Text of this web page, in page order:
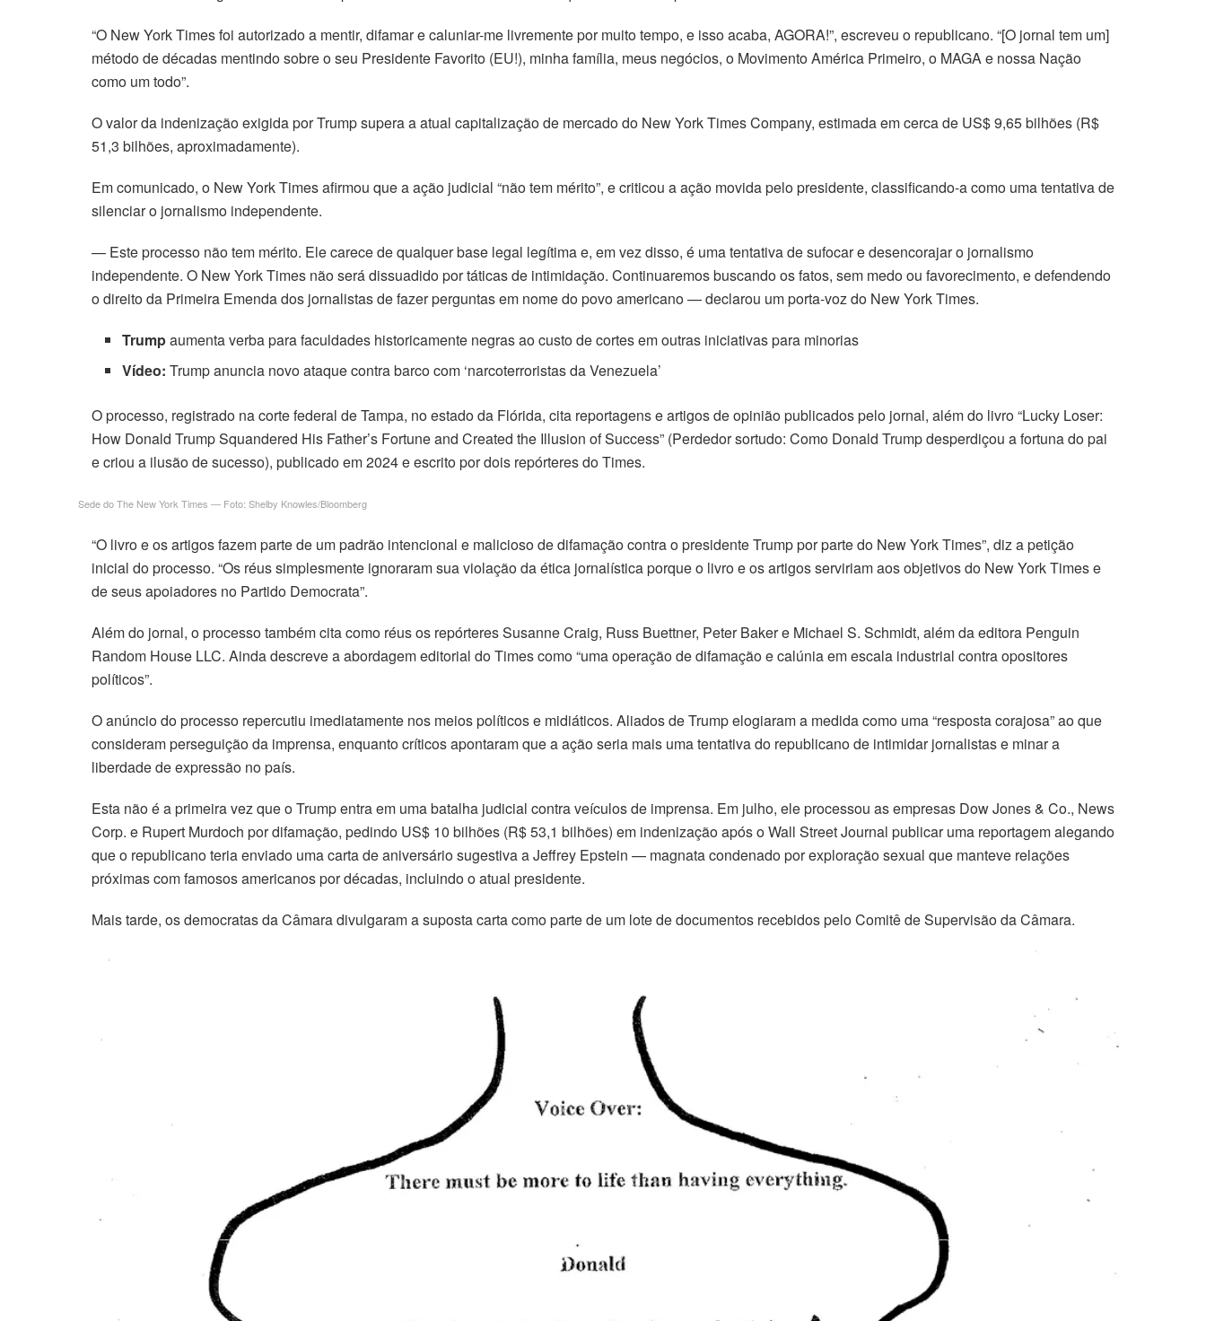
“O New York Times foi autorizado a mentir, difamar e caluniar-me livremente por muito tempo, e isso acaba, AGORA!”, escreveu o republicano. “[O jornal tem um]
método de décadas mentindo sobre o seu Presidente Favorito (EU!), minha família, meus negócios, o Movimento América Primeiro, o MAGA e nossa Nação
como um todo”.
O valor da indenização exigida por Trump supera a atual capitalização de mercado do New York Times Company, estimada em cerca de US$ 9,65 bilhões (R$
51,3 bilhões, aproximadamente).
Em comunicado, o New York Times afirmou que a ação judicial “não tem mérito”, e criticou a ação movida pelo presidente, classificando-a como uma tentativa de
silenciar o jornalismo independente.
— Este processo não tem mérito. Ele carece de qualquer base legal legítima e, em vez disso, é uma tentativa de sufocar e desencorajar o jornalismo
independente. O New York Times não será dissuadido por táticas de intimidação. Continuaremos buscando os fatos, sem medo ou favorecimento, e defendendo
o direito da Primeira Emenda dos jornalistas de fazer perguntas em nome do povo americano — declarou um porta-voz do New York Times.
Trumpaumenta verba para faculdades historicamente negras ao custo de cortes em outras iniciativas para minorias
Vídeo:Trump anuncia novo ataque contra barco com ‘narcoterroristas da Venezuela’
O processo, registrado na corte federal de Tampa, no estado da Flórida, cita reportagens e artigos de opinião publicados pelo jornal, além do livro “Lucky Loser:
How Donald Trump Squandered His Father’s Fortune and Created the Illusion of Success” (Perdedor sortudo: Como Donald Trump desperdiçou a fortuna do pai
e criou a ilusão de sucesso), publicado em 2024 e escrito por dois repórteres do Times.
Sede do The New York Times — Foto: Shelby Knowles/Bloomberg
“O livro e os artigos fazem parte de um padrão intencional e malicioso de difamação contra o presidente Trump por parte do New York Times”, diz a petição
inicial do processo. “Os réus simplesmente ignoraram sua violação da ética jornalística porque o livro e os artigos serviriam aos objetivos do New York Times e
de seus apoiadores no Partido Democrata”.
Além do jornal, o processo também cita como réus os repórteres Susanne Craig, Russ Buettner, Peter Baker e Michael S. Schmidt, além da editora Penguin
Random House LLC. Ainda descreve a abordagem editorial do Times como “uma operação de difamação e calúnia em escala industrial contra opositores
políticos”.
O anúncio do processo repercutiu imediatamente nos meios políticos e midiáticos. Aliados de Trump elogiaram a medida como uma “resposta corajosa” ao que
consideram perseguição da imprensa, enquanto críticos apontaram que a ação seria mais uma tentativa do republicano de intimidar jornalistas e minar a
liberdade de expressão no país.
Esta não é a primeira vez que o Trump entra em uma batalha judicial contra veículos de imprensa. Em julho, ele processou as empresas Dow Jones & Co., News
Corp. e Rupert Murdoch por difamação, pedindo US$ 10 bilhões (R$ 53,1 bilhões) em indenização após o Wall Street Journal publicar uma reportagem alegando
que o republicano teria enviado uma carta de aniversário sugestiva a Jeffrey Epstein — magnata condenado por exploração sexual que manteve relações
próximas com famosos americanos por décadas, incluindo o atual presidente.
Mais tarde, os democratas da Câmara divulgaram a suposta carta como parte de um lote de documentos recebidos pelo Comitê de Supervisão da Câmara.